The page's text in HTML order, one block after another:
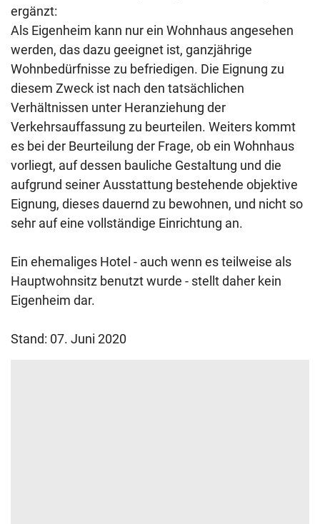
ergänzt:
Als Eigenheim kann nur ein Wohnhaus angesehen
werden, das dazu geeignet ist, ganzjährige
Wohnbedürfnisse zu befriedigen. Die Eignung zu
diesem Zweck ist nach den tatsächlichen
Verhältnissen unter Heranziehung der
Verkehrsauffassung zu beurteilen. Weiters kommt
es bei der Beurteilung der Frage, ob ein Wohnhaus
vorliegt, auf dessen bauliche Gestaltung und die
aufgrund seiner Ausstattung bestehende objektive
Eignung, dieses dauernd zu bewohnen, und nicht so
sehr auf eine vollständige Einrichtung an.
Ein ehemaliges Hotel - auch wenn es teilweise als
Hauptwohnsitz benutzt wurde - stellt daher kein
Eigenheim dar.
Stand: 07. Juni 2020